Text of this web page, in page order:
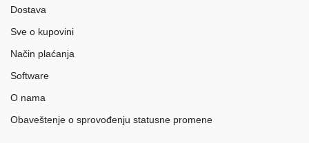
Dostava
Sve o kupovini
Način plaćanja
Software
O nama
Obaveštenje o sprovođenju statusne promene